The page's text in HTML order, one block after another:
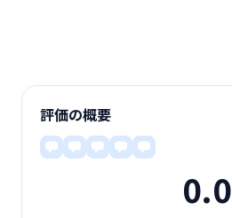
評価の概要
0.0